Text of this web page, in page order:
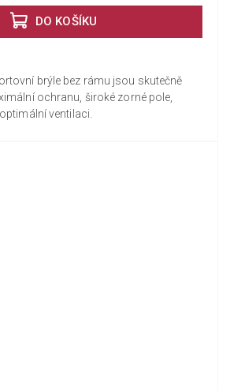
DO KOŠÍKU
brýle bez rámu jsou skutečně
ochranu, široké zorné pole,
ventilaci.